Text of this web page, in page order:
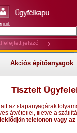
jelszó
Akciós építőanyagok
Tisztelt
az alapanyagárak
átvétellel, illetve a
telefonon vagy